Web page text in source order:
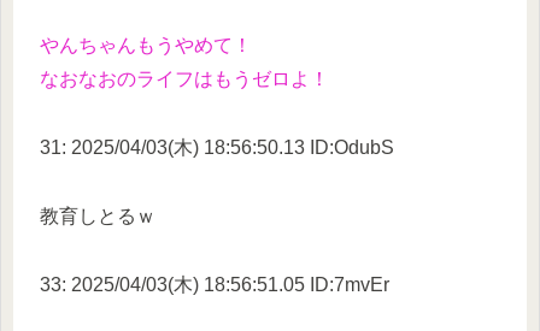
やんちゃんもうやめて！
なおなおのライフはもうゼロよ！
31: 2025/04/03(木) 18:56:50.13 ID:OdubS
教育しとるｗ
33: 2025/04/03(木) 18:56:51.05 ID:7mvEr